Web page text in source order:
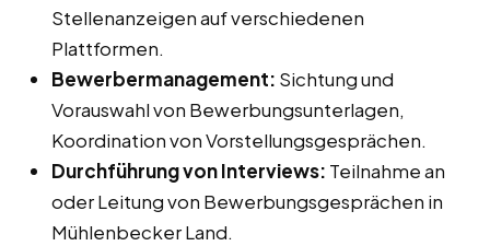
Stellenanzeigen auf verschiedenen
Plattformen.
Bewerbermanagement: Sichtung und
Vorauswahl von Bewerbungsunterlagen,
Koordination von Vorstellungsgesprächen.
Durchführung von Interviews: Teilnahme an
oder Leitung von Bewerbungsgesprächen in
Mühlenbecker Land.